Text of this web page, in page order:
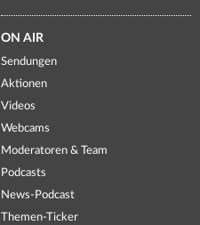
ON AIR
Sendungen
Aktionen
Videos
Webcams
Moderatoren & Team
Podcasts
News-Podcast
Themen-Ticker